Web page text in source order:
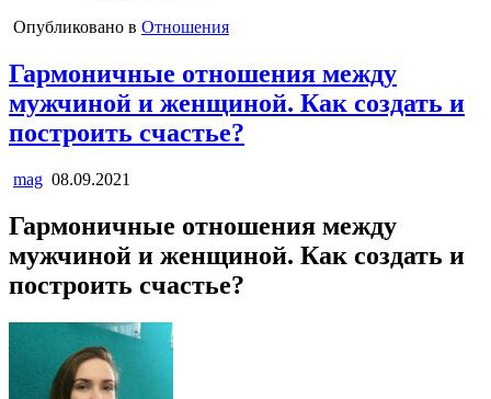
Опубликовано в Отношения
Гармоничные отношения между
мужчиной и женщиной. Как создать и
построить счастье?
mag 08.09.2021
Гармоничные отношения между
мужчиной и женщиной. Как создать и
построить счастье?